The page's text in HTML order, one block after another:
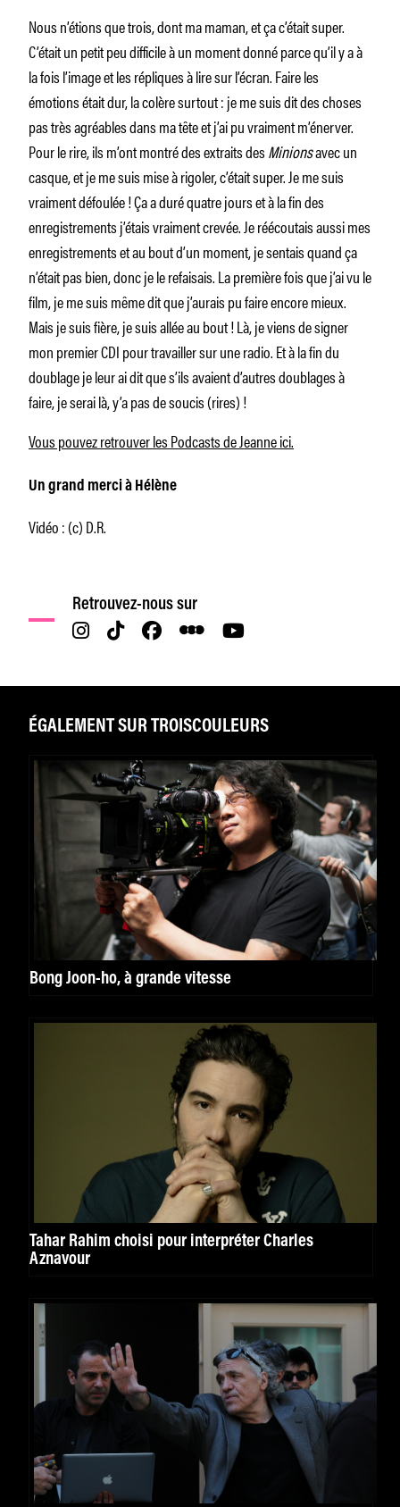
Nous n’étions que trois, dont ma maman, et ça c’était super.
C’était un petit peu difficile à un moment donné parce qu’il y a à
la fois l’image et les répliques à lire sur l’écran. Faire les
émotions était dur, la colère surtout : je me suis dit des choses
pas très agréables dans ma tête et j’ai pu vraiment m’énerver.
Pour le rire, ils m’ont montré des extraits desMinionsavec un
casque, et je me suis mise à rigoler, c’était super. Je me suis
vraiment défoulée ! Ça a duré quatre jours et à la fin des
enregistrements j’étais vraiment crevée. Je réécoutais aussi mes
enregistrements et au bout d’un moment, je sentais quand ça
n’était pas bien, donc je le refaisais. La première fois que j’ai vu le
film, je me suis même dit que j’aurais pu faire encore mieux.
Mais je suis fière, je suis allée au bout ! Là, je viens de signer
mon premier CDI pour travailler sur une radio. Et à la fin du
doublage je leur ai dit que s’ils avaient d’autres doublages à
faire, je serai là, y’a pas de soucis (rires) !
Vous pouvez retrouver les Podcasts de Jeanne ici.
Un grand merci à Hélène
Vidéo : (c) D.R.
Retrouvez-nous sur
ÉGALEMENT SUR TROISCOULEURS
Bong Joon-ho, à grande vitesse
Tahar Rahim choisi pour interpréter Charles
Aznavour